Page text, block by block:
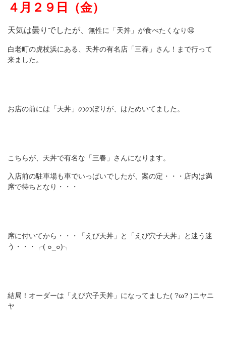
４月２９日（金）
天気は曇りでしたが、 無性に「天丼」が食べたくなり🤤
白老町の虎杖浜にある、天丼の有名店「三春」さん！まで行って
来ました。
お店の前には「天丼」ののぼりが、はためいてました。
こちらが、天丼で有名な「三春」さんになります。
入店前の駐車場も車でいっぱいでしたが、案の定・・・店内は満
席で待ちとなり・・・
席に付いてから・・・「えび天丼」と「えび穴子天丼」と迷う迷
う・・・╭( ๐_๐)╮
結局！オーダーは「えび穴子天丼」になってました( ?ω? )ニヤニ
ヤ